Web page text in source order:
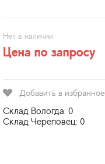
Нет в наличии
Цена по запросу
Добавить в избранное
Склад Вологда: 0
Склад Череповец: 0